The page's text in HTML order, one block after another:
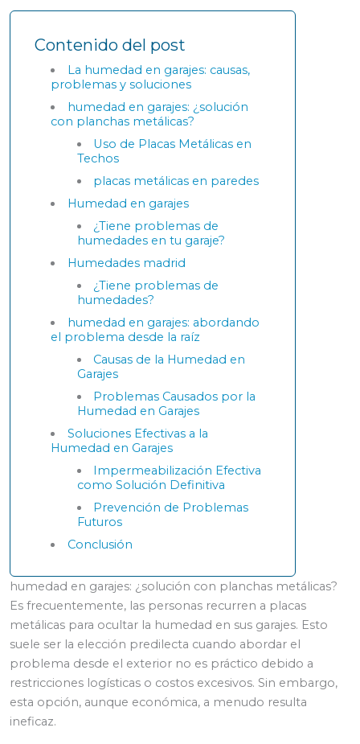
Contenido del post
La humedad en garajes: causas,
problemas y soluciones
humedad en garajes: ¿solución
con planchas metálicas?
Uso de Placas Metálicas en
Techos
placas metálicas en paredes
Humedad en garajes
¿Tiene problemas de
humedades en tu garaje?
Humedades madrid
¿Tiene problemas de
humedades?
humedad en garajes: abordando
el problema desde la raíz
Causas de la Humedad en
Garajes
Problemas Causados por la
Humedad en Garajes
Soluciones Efectivas a la
Humedad en Garajes
Impermeabilización Efectiva
como Solución Definitiva
Prevención de Problemas
Futuros
Conclusión
humedad en garajes: ¿solución con planchas metálicas?
Es frecuentemente, las personas recurren a placas
metálicas para ocultar la humedad en sus garajes. Esto
suele ser la elección predilecta cuando abordar el
problema desde el exterior no es práctico debido a
restricciones logísticas o costos excesivos. Sin embargo,
esta opción, aunque económica, a menudo resulta
ineficaz.